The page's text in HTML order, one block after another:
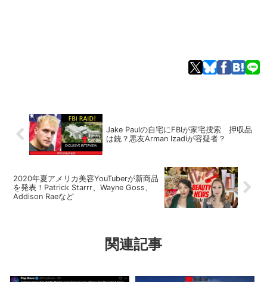
Jake Paulの自宅にFBIが家宅捜索 押収品
は銃？悪友Arman lzadiが容疑者？
2020年夏アメリカ美容YouTuberが新商品
を発表！Patrick Starrr、Wayne Goss、
Addison Raeなど
関連記事